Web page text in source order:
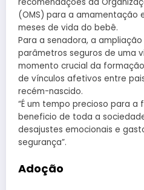
(OMS) para a amamentação
meses de vida do bebê.
Para a senadora, a
parâmetros seguros de uma
momento crucial da
de vínculos afetivos entre
recém-nascido.
“É um tempo precioso para
beneficio de toda a
desajustes emocionais e
segurança”.
Adoção